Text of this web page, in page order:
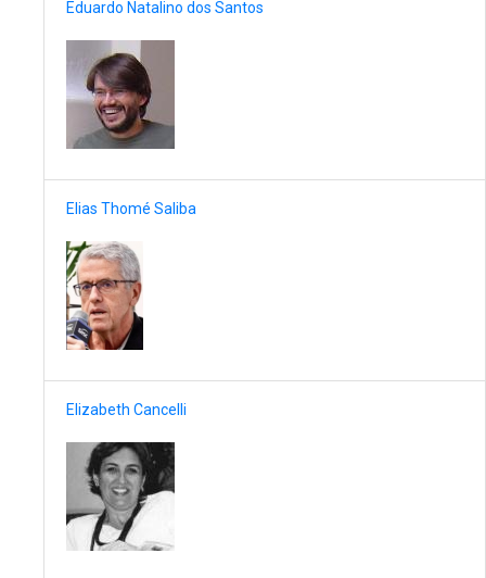
Eduardo Natalino dos Santos
Elias Thomé Saliba
Elizabeth Cancelli